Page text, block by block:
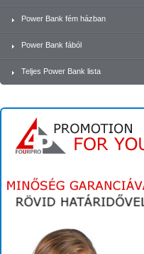
Power Bank fém házban
Power Bank fából
Teljes Power Bank lista